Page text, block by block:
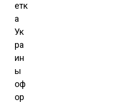
етк
а
Ук
ра
ин
ы
оф
ор